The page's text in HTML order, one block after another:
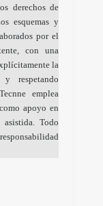
derechos de
esquemas y
por el
con una
la
respetando
emplea
apoyo en
Todo